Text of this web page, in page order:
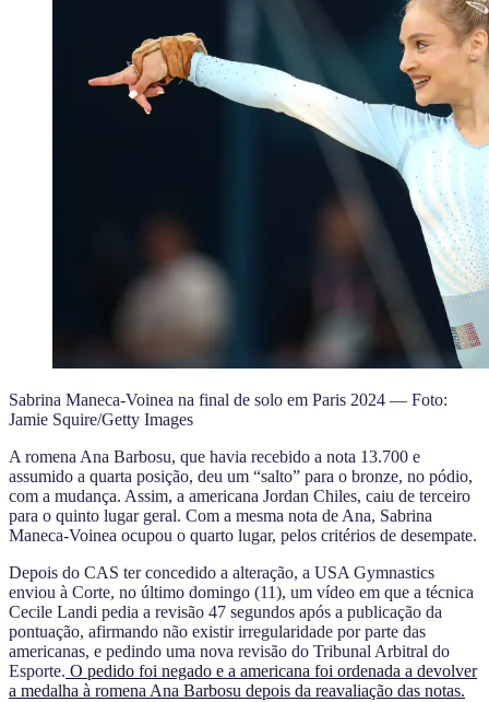
Sabrina Maneca-Voinea na final de solo em Paris 2024 — Foto:
Jamie Squire/Getty Images
A romena Ana Barbosu, que havia recebido a nota 13.700 e
assumido a quarta posição, deu um “salto” para o bronze, no pódio,
com a mudança. Assim, a americana Jordan Chiles, caiu de terceiro
para o quinto lugar geral. Com a mesma nota de Ana, Sabrina
Maneca-Voinea ocupou o quarto lugar, pelos critérios de desempate.
Depois do CAS ter concedido a alteração, a USA Gymnastics
enviou à Corte, no último domingo (11), um vídeo em que a técnica
Cecile Landi pedia a revisão 47 segundos após a publicação da
pontuação, afirmando não existir irregularidade por parte das
americanas, e pedindo uma nova revisão do Tribunal Arbitral do
Esporte. O pedido foi negado e a americana foi ordenada a devolver
a medalha à romena Ana Barbosu depois da reavaliação das notas.